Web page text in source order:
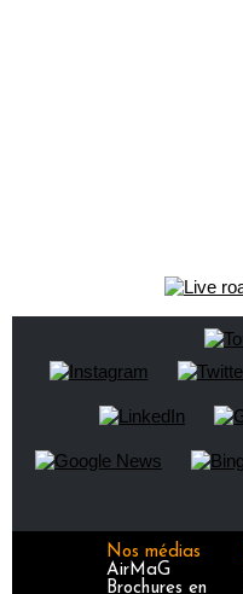
Nos médias
AirMaG
Brochures en